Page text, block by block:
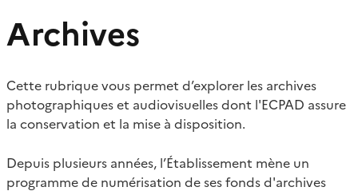
Archives
Cette rubrique vous permet d’explorer les archives
photographiques et audiovisuelles dont l'ECPAD assure
la conservation et la mise à disposition.
Depuis plusieurs années, l’Établissement mène un
programme de numérisation de ses fonds d'archives